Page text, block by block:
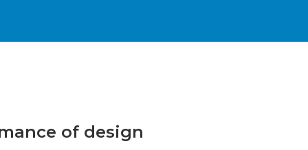
of design